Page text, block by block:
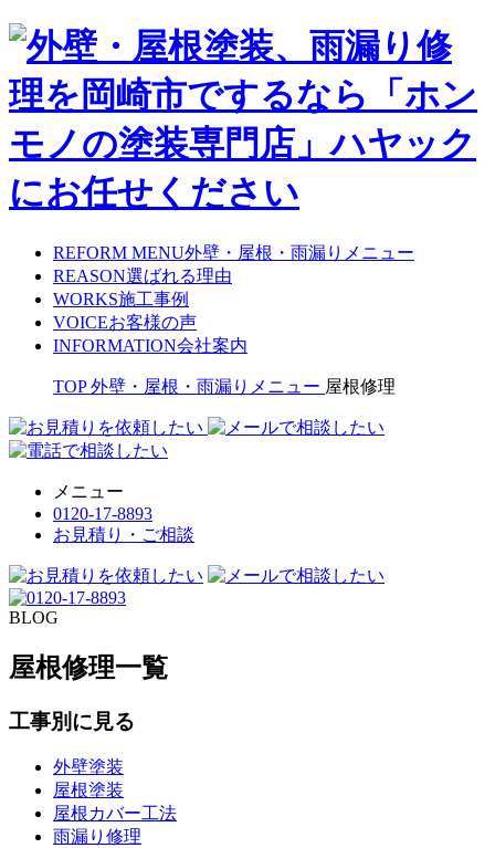
REFORM MENU外壁・屋根・雨漏りメニュー
REASON選ばれる理由
WORKS施工事例
VOICEお客様の声
INFORMATION会社案内
TOP 外壁・屋根・雨漏りメニュー 屋根修理
メニュー
0120-17-8893
お見積り・ご相談
BLOG
屋根修理一覧
工事別に見る
外壁塗装
屋根塗装
屋根カバー工法
雨漏り修理